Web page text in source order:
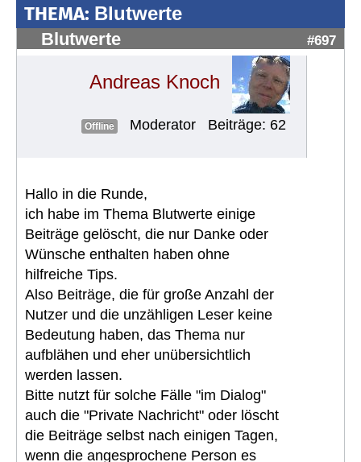
THEMA: Blutwerte
Blutwerte #697
Andreas Knoch
Offline Moderator Beiträge: 62
Hallo in die Runde,
ich habe im Thema Blutwerte einige
Beiträge gelöscht, die nur Danke oder
Wünsche enthalten haben ohne
hilfreiche Tips.
Also Beiträge, die für große Anzahl der
Nutzer und die unzähligen Leser keine
Bedeutung haben, das Thema nur
aufblähen und eher unübersichtlich
werden lassen.
Bitte nutzt für solche Fälle "im Dialog"
auch die "Private Nachricht" oder löscht
die Beiträge selbst nach einigen Tagen,
wenn die angesprochene Person es